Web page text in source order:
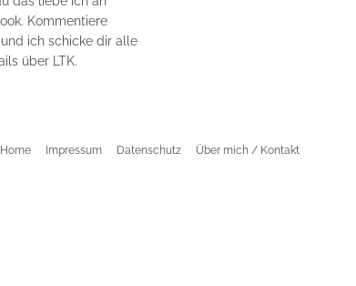
Home Impressum Datenschutz Über mich / Kontakt